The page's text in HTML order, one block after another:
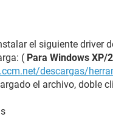
el siguiente driver
( Para Windows XP/
descargas/
el archivo, doble